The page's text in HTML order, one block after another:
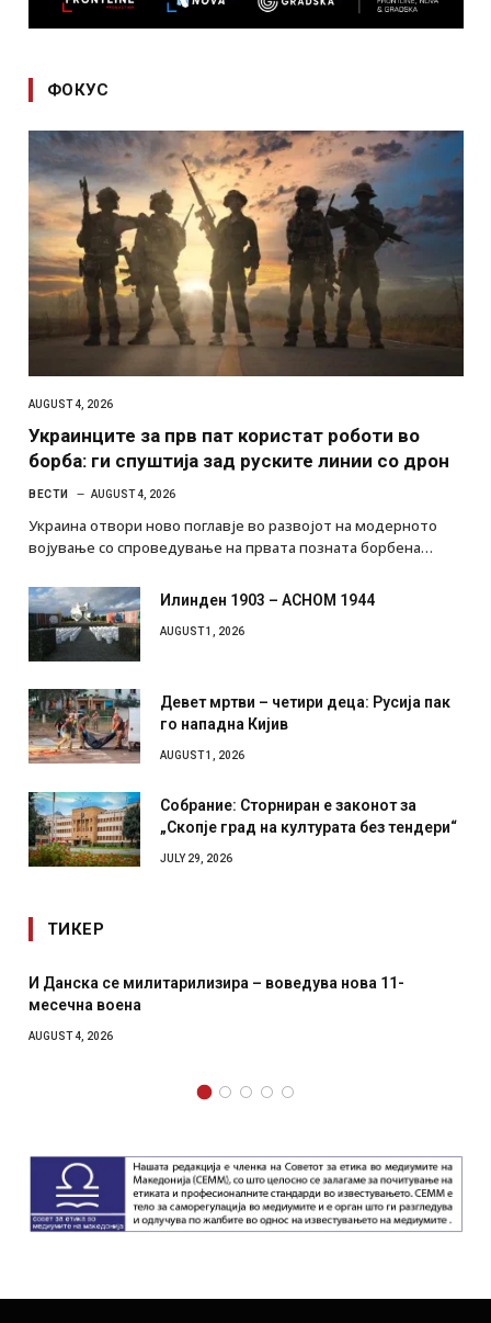
ФОКУС
AUGUST 4, 2026
Украинците за прв пат користат роботи во
борба: ги спуштија зад руските линии со дрон
ВЕСТИ AUGUST 4, 2026
Украина отвори ново поглавје во развојот на модерното
војување со спроведување на првата позната борбена…
Илинден 1903 – АСНОМ 1944
AUGUST 1, 2026
Девет мртви – четири деца: Русија пак
го нападна Кијив
AUGUST 1, 2026
Собрание: Сторниран е законот за
„Скопје град на културата без тендери“
JULY 29, 2026
ТИКЕР
Данска се милитарилизира – воведува нова 11-
воена
4, 2026